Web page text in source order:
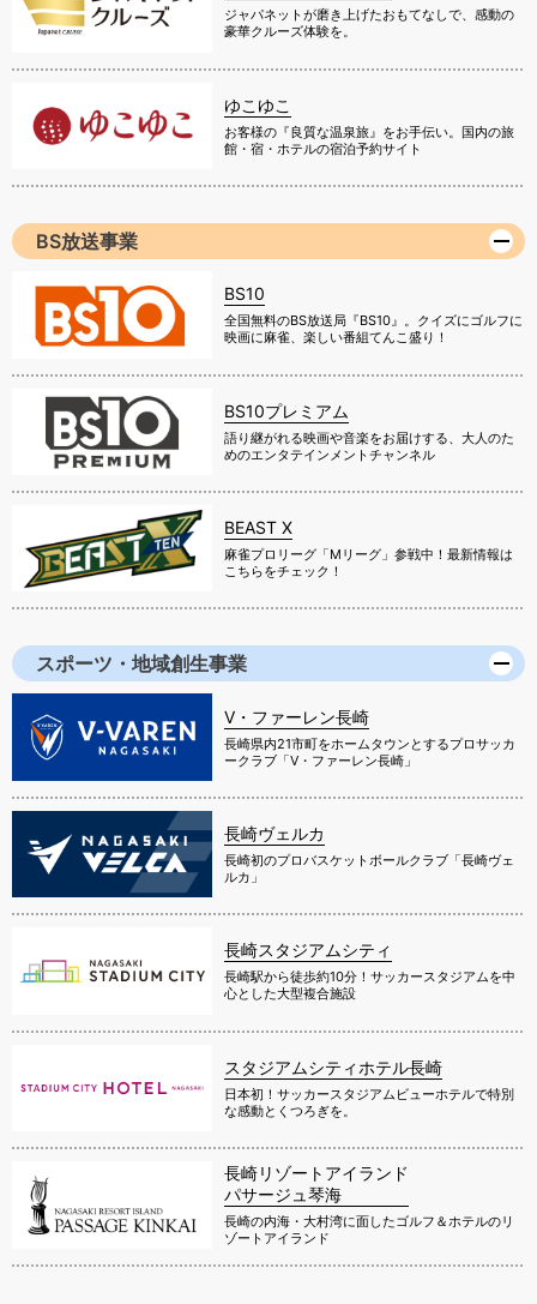
ジャパネットが磨き上げたおもてなしで、感動の
豪華クルーズ体験を。
ゆこゆこ
お客様の『良質な温泉旅』をお手伝い。国内の旅
館・宿・ホテルの宿泊予約サイト
BS放送事業
BS10
全国無料のBS放送局『BS10』。クイズにゴルフに
映画に麻雀、楽しい番組てんこ盛り！
BS10プレミアム
語り継がれる映画や音楽をお届けする、大人のた
めのエンタテインメントチャンネル
BEAST X
麻雀プロリーグ「Mリーグ」参戦中！最新情報は
こちらをチェック！
スポーツ・地域創生事業
V・ファーレン長崎
長崎県内21市町をホームタウンとするプロサッカ
ークラブ「V・ファーレン長崎」
長崎ヴェルカ
長崎初のプロバスケットボールクラブ「長崎ヴェ
ルカ」
長崎スタジアムシティ
長崎駅から徒歩約10分！サッカースタジアムを中
心とした大型複合施設
スタジアムシティホテル長崎
日本初！サッカースタジアムビューホテルで特別
な感動とくつろぎを。
長崎リゾートアイランド
パサージュ琴海
長崎の内海・大村湾に面したゴルフ＆ホテルのリ
ゾートアイランド